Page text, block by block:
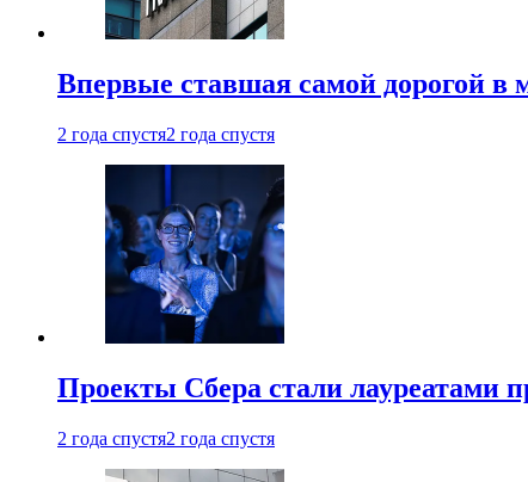
Впервые ставшая самой дорогой в
2 года спустя2 года спустя
Проекты Сбера стали лауреатами
2 года спустя2 года спустя